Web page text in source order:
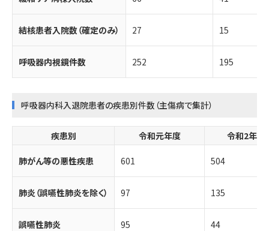
結核患者入院数（確定のみ） 27 15
呼吸器内視鏡件数 252 195
呼吸器内科入退院患者の疾患別件数（主傷病で集計）
疾患別 令和元年度 令和2年度
肺がん等の悪性疾患 601 504
肺炎（誤嚥性肺炎を除く） 97 135
誤嚥性肺炎 95 44